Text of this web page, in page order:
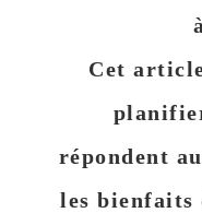
Cet
répondent
les bienfaits